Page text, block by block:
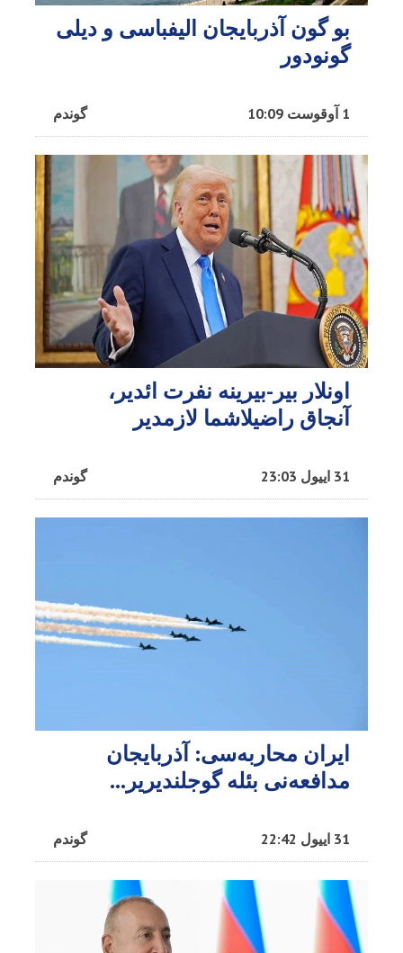
بو گون آذربایجان الیفباسی و دیلی
گونودور
گوندم 1 آوقوست 10:09
اونلار بیر-بیرینه نفرت ائدیر،
آنجاق راضیلاشما لازمدیر
گوندم 31 اییول 23:03
ایران محاربه‌سی: آذربایجان
مدافعه‌نی بئله گوجلندیریر...
گوندم 31 اییول 22:42